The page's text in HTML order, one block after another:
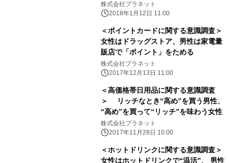
株式会社プラネット
2018年1月12日 11:00
＜ポイントカードに関する意識調査＞
女性はドラッグストア、男性は家電量
販店で「ポイント」をためる
株式会社プラネット
2017年12月13日 11:00
＜高価格帯日用品に関する意識調査
＞ リッチなとき“高め”を買う男性、
“高め”を買って“リッチ”を味わう女性
株式会社プラネット
2017年11月28日 10:00
＜ホットドリンクに関する意識調査＞
女性はホットドリンクで“温活”、 男性